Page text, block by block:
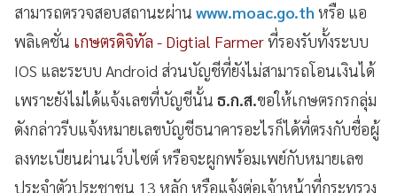
สามารถตรวจสอบสถานะผ่าน www.moac.go.th หรือ แอ
พลิเคชั่น เกษตรดิจิทัล - Digtial Farmerที่รองรับทั้งระบบ
IOS และระบบ Android ส่วนบัญชีที่ยังไม่สามารถโอนเงินได้
เพราะยังไม่ได้แจ้งเลขที่บัญชีนั้น ธ.ก.ส.ขอให้เกษตรกรกลุ่ม
ดังกล่าวรีบแจ้งหมายเลขบัญชีธนาคารอะไรก็ได้ที่ตรงกับชื่อผู้
ลงทะเบียนผ่านเว็บไซต์ หรือจะผูกพร้อมเพย์กับหมายเลข
ประจำตัวประชาชน 13 หลัก หรือแจ้งต่อเจ้าหน้าที่กระทรวง